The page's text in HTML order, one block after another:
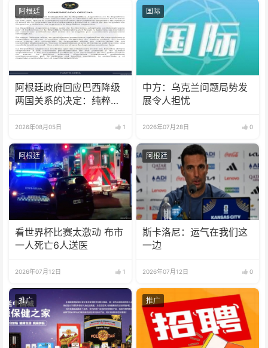
阿根廷
阿根廷政府回应巴西降级
两国关系的决定：纯粹意
2026年08月05日 1
国际
中方：乌克兰问题局势发
展令人担忧
2026年07月28日 0
阿根廷
看世界杯比赛太激动 布市
一人死亡6人送医
2026年07月12日 1
阿根廷
斯卡洛尼：运气在我们这
一边
2026年07月12日 0
推广 推广